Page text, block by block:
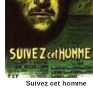
Suivez cet homme